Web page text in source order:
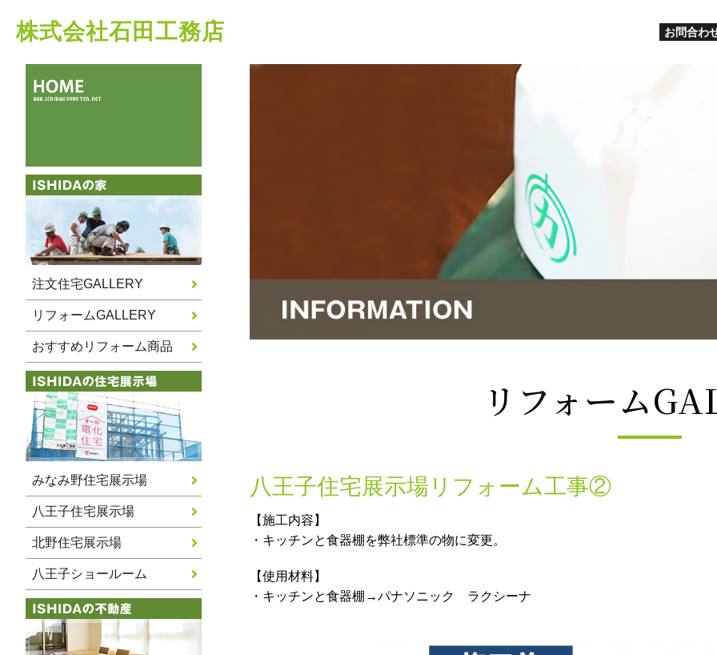
株式会社石田工務店 お問合わ
注文住宅GALLERY
リフォームGALLERY
おすすめリフォーム商品
みなみ野住宅展示場
八王子住宅展示場
北野住宅展示場
八王子ショールーム
リフォーム
八王子住宅展示場リフォーム工事②
【施工内容】
・キッチンと食器棚を弊社標準の物に変更。
【使用材料】
・キッチンと食器棚→パナソニック ラクシーナ